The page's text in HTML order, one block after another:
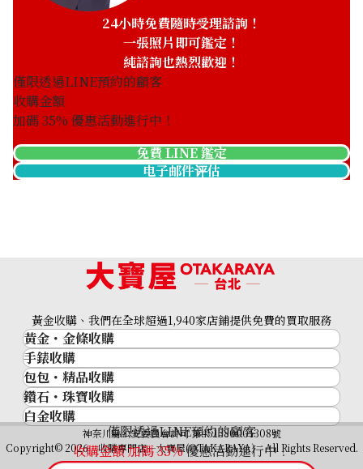
Platinum (Pt900) earrings
24小時免費隨時受理諮詢！
一張照片即可鑑定！
純諮詢也熱烈歡迎！
僅限透過LINE預約的顧客
收購金額
加碼35% 優惠活動進行中！
免費 LINE 鑑定
电子邮件评估
僅限透過LINE預約的顧客
收購金額 加碼35%優惠活動進行中！
黃金收購、我們在全球超過1,940家店鋪提供免費的買取服務
黃金・金條收購
黃金與貴金屬
金的錠
金幣
黃金過去10年
黃金飾品
黃金戒指
手錶收購
名牌手錶
Rolex
Patek Philippe
Audemars Piguet
Vacheron Constantin
包包・精品收購
品牌精品
Cartier
LOUIS VUITTON
Hermès
鑽石・珠寶收購
鑽石･珠寶
祖母綠（翠玉）
白金收購
神奈川縣公安委員會許可 第451380001308號
Copyright© 2026 收購專門店—大寶屋(OTAKARAYA) All Rights Reserved.